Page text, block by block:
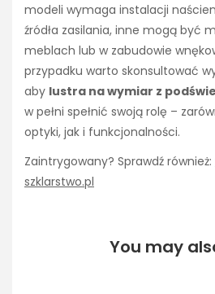
modeli wymaga instalacji
źródła zasilania, inne mogą być
meblach lub w zabudowie
przypadku warto skonsultować
aby lustra na wymiar z
w pełni spełnić swoją rolę –
optyki, jak i funkcjonalności.
Zaintrygowany? Sprawdź również:
szklarstwo.pl
You may